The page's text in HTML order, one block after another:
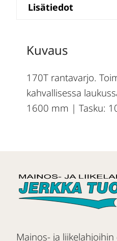
Lisätiedot
Kuvaus
170T rantavarjo.
kahvallisessa
1600 mm | Tasku:
Mainos- ja